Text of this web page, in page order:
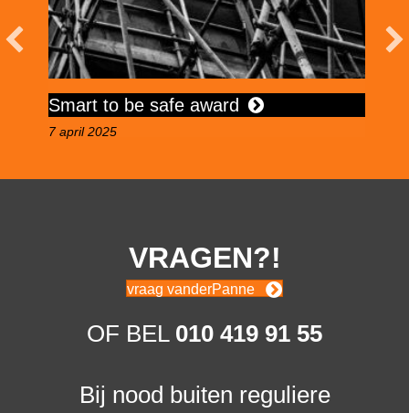
Smart to be safe award
7 april 2025
VRAGEN?!
vraag vanderPanne
OF BEL 010 419 91 55
Bij nood buiten reguliere